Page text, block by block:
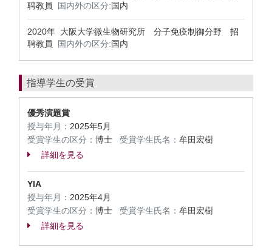
聘教員
国内外の区分:国内
2020年 大阪大学微生物研究所 分子免疫制御分野 招
聘教員
国内外の区分:国内
指導学生の受賞
優秀演題賞
授与年月： 2025年5月
受賞学生の区分： 博士 受賞学生氏名： 牟田宏樹
詳細を見る
YIA
授与年月： 2025年4月
受賞学生の区分： 博士 受賞学生氏名： 牟田宏樹
詳細を見る